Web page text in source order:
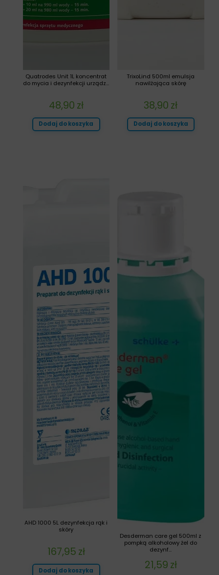
TrixoLind 500ml emulsja
nawilżająca skórę
38,90 zł
Dodaj do koszyka
Quatrodes Unit 1L koncentrat
do mycia i dezynfekcji urządz...
48,90 zł
Dodaj do koszyka
Desderman care gel 500ml z
pompką alkoholowy żel do
dezynf...
21,59 zł
AHD 1000 5L dezynfekcja rąk i
skóry
167,95 zł
Dodaj do koszyka